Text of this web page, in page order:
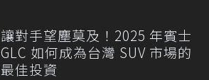
讓對手望塵莫及！2025 年賓士
GLC 如何成為台灣 SUV 市場的
最佳投資